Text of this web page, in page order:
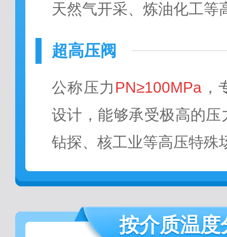
天然气开采、炼油化工等
超高压阀
公称压力 PN≥100MPa
设计，能够承受极高的
钻探、核工业等高压特殊
按介质温度